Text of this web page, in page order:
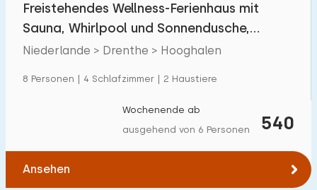
Zum Meer(max. km) :
Zum Wald(max. km):
10 20
1 2
Freistehendes Wellness-Ferienhaus mit
Sauna, Whirlpool und Sonnendusche,
gelegen in Drenth
Niederlande > Drenthe > Hooghalen
8 Personen | 4 Schlafzimmer | 2 Haustiere
540
Wochenende ab
ausgehend von 6 Personen
Ansehen